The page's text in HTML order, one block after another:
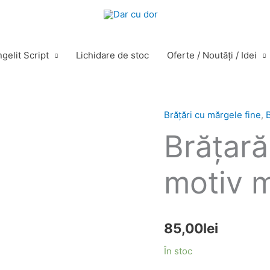
Script Lichidare de stoc Oferte / Noutăţi / Idei
Brățări cu mărgele fine,
motiv
85,00lei
În stoc
Cantitate
Brăţară
ţesută
motiv